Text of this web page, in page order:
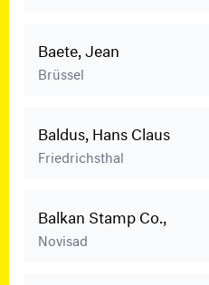
Baete, Jean
Brüssel
Baldus, Hans Claus
Friedrichsthal
Balkan Stamp Co.,
Novisad